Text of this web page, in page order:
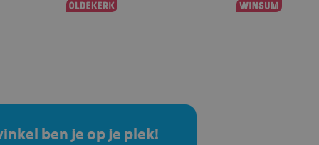
ben je op je plek!